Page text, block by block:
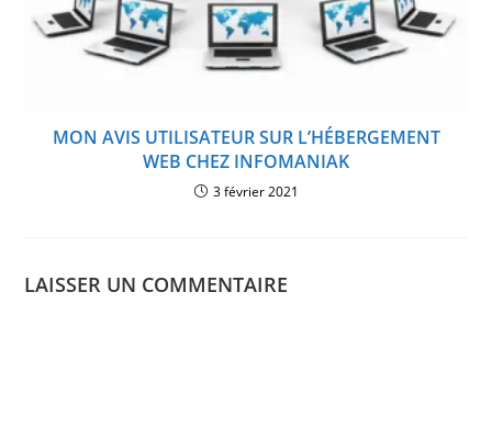
MON AVIS UTILISATEUR SUR L’HÉBERGEMENT
WEB CHEZ INFOMANIAK
3 février 2021
LAISSER UN COMMENTAIRE